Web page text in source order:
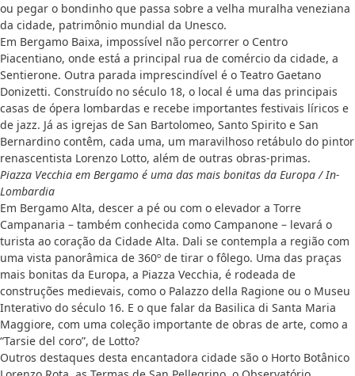
ou pegar o bondinho que passa sobre a velha muralha veneziana
da cidade, patrimônio mundial da Unesco.
Em Bergamo Baixa, impossível não percorrer o Centro
Piacentiano, onde está a principal rua de comércio da cidade, a
Sentierone. Outra parada imprescindível é o Teatro Gaetano
Donizetti. Construído no século 18, o local é uma das principais
casas de ópera lombardas e recebe importantes festivais líricos e
de jazz. Já as igrejas de San Bartolomeo, Santo Spirito e San
Bernardino contêm, cada uma, um maravilhoso retábulo do pintor
renascentista Lorenzo Lotto, além de outras obras-primas.
Piazza Vecchia em Bergamo é uma das mais bonitas da Europa / In-
Lombardia
Em Bergamo Alta, descer a pé ou com o elevador a Torre
Campanaria – também conhecida como Campanone – levará o
turista ao coração da Cidade Alta. Dali se contempla a região com
uma vista panorâmica de 360º de tirar o fôlego. Uma das praças
mais bonitas da Europa, a Piazza Vecchia, é rodeada de
construções medievais, como o Palazzo della Ragione ou o Museu
Interativo do século 16. E o que falar da Basilica di Santa Maria
Maggiore, com uma coleção importante de obras de arte, como a
“Tarsie del coro”, de Lotto?
Outros destaques desta encantadora cidade são o Horto Botânico